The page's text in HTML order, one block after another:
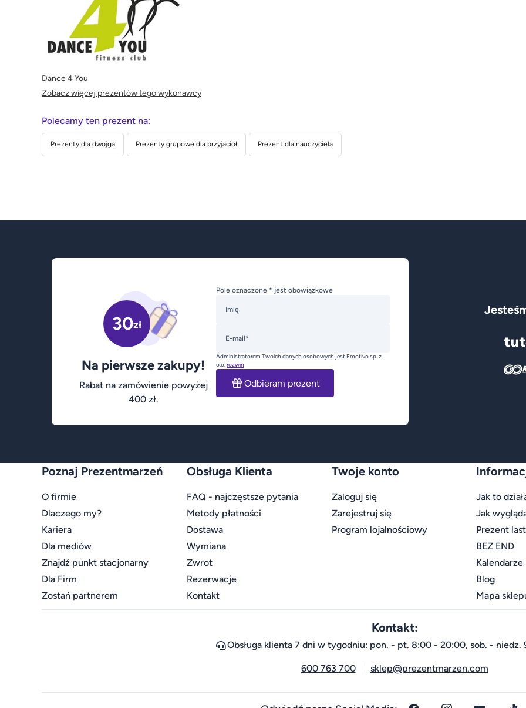
Dance 4 You
Zobacz więcej prezentów tego wykonawcy
Polecamy ten prezent na:
Prezenty dla dwojga Prezenty grupowe dla przyjaciół Prezent dla nauczyciela
30zł
Na pierwsze zakupy!
Rabat na zamówienie powyżej
400 zł.
Pole oznaczone * jest obowiązkowe
Imię
E-mail*
Administratorem Twoich danych osobowych jest Emotivo sp. z
o.o.rozwiń
Odbieram prezent
Poznaj Prezentmarzeń
O firmie
Dlaczego my?
Kariera
Dla mediów
Znajdź punkt stacjonarny
Dla Firm
Zostań partnerem
Obsługa Klienta
FAQ - najczęstsze pytania
Metody płatności
Dostawa
Wymiana
Zwrot
Rezerwacje
Kontakt
Twoje konto
Zaloguj się
Zarejestruj się
Program lojalnościowy
Jak to
Jak
Prezent
BEZ END
Kalendarze
Blog
Mapa
Kontakt:
Obsługa klienta 7 dni w tygodniu: pon. - pt. 8:00 - 20:00, sob. - niedz.
600 763 700 sklep@prezentmarzen.com